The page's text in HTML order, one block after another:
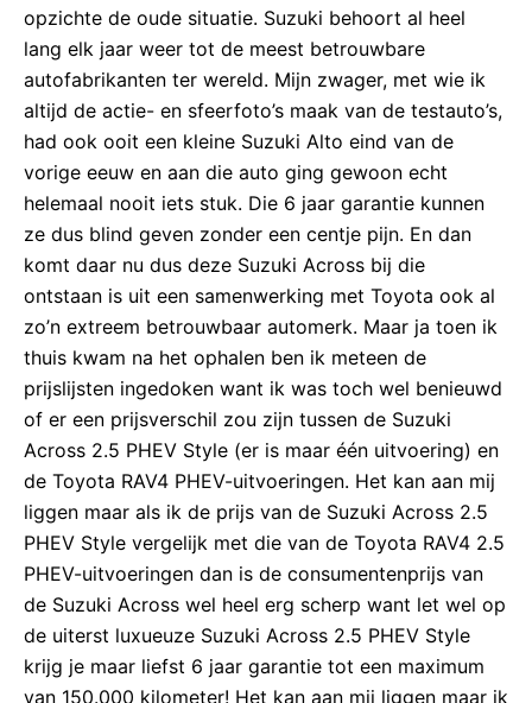
opzichte de oude situatie. Suzuki behoort al heel
lang elk jaar weer tot de meest betrouwbare
autofabrikanten ter wereld. Mijn zwager, met wie ik
altijd de actie- en sfeerfoto’s maak van de testauto’s,
had ook ooit een kleine Suzuki Alto eind van de
vorige eeuw en aan die auto ging gewoon echt
helemaal nooit iets stuk. Die 6 jaar garantie kunnen
ze dus blind geven zonder een centje pijn. En dan
komt daar nu dus deze Suzuki Across bij die
ontstaan is uit een samenwerking met Toyota ook al
zo’n extreem betrouwbaar automerk. Maar ja toen ik
thuis kwam na het ophalen ben ik meteen de
prijslijsten ingedoken want ik was toch wel benieuwd
of er een prijsverschil zou zijn tussen de Suzuki
Across 2.5 PHEV Style (er is maar één uitvoering) en
de Toyota RAV4 PHEV-uitvoeringen. Het kan aan mij
liggen maar als ik de prijs van de Suzuki Across 2.5
PHEV Style vergelijk met die van de Toyota RAV4 2.5
PHEV-uitvoeringen dan is de consumentenprijs van
de Suzuki Across wel heel erg scherp want let wel op
de uiterst luxueuze Suzuki Across 2.5 PHEV Style
krijg je maar liefst 6 jaar garantie tot een maximum
van 150.000 kilometer! Het kan aan mij liggen maar ik